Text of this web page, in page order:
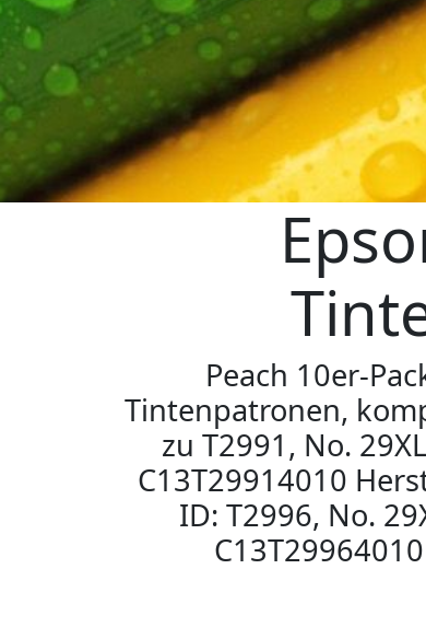
Peach 10er-
Tintenpatronen,
zu T2991, No.
C13T29914010
ID: T2996, No.
C13T29964010